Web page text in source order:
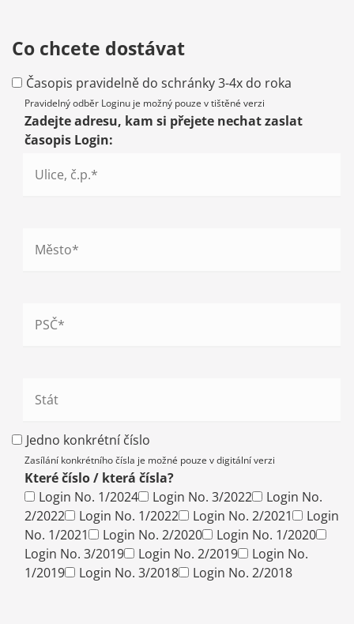
Co chcete dostávat
Časopis pravidelně do schránky 3-4x do roka
Pravidelný odběr Loginu je možný pouze v tištěné verzi
Zadejte adresu, kam si přejete nechat zaslat
časopis Login:
Jedno konkrétní číslo
Zasílání konkrétního čísla je možné pouze v digitální verzi
Které číslo / která čísla?
Login No. 1/2024
Login No. 3/2022
Login No.
2/2022
Login No. 1/2022 Login No. 2/2021
Login
No. 1/2021
Login No. 2/2020
Login No. 1/2020
Login No. 3/2019
Login No. 2/2019
Login No.
1/2019
Login No. 3/2018 Login No. 2/2018